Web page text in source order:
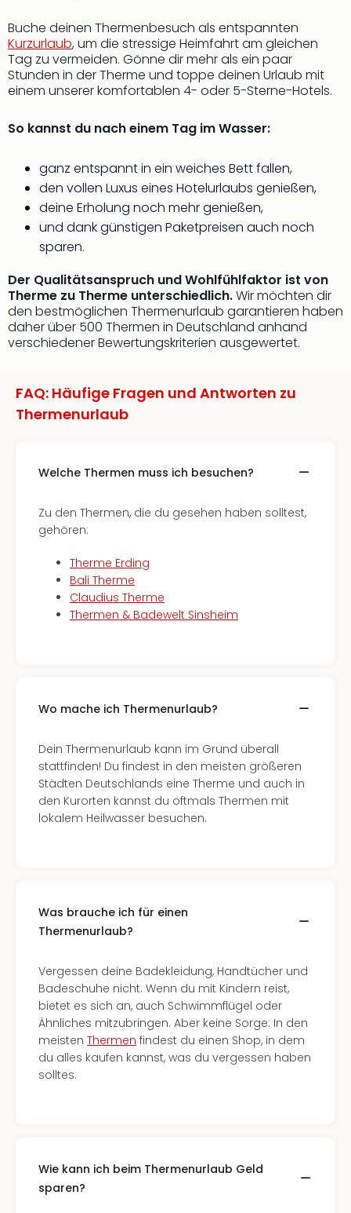
Buche deinen Thermenbesuch als entspannten
Kurzurlaub, um die stressige Heimfahrt am gleichen
Tag zu vermeiden. Gönne dir mehr als ein paar
Stunden in der Therme und toppe deinen Urlaub mit
einem unserer komfortablen 4- oder 5-Sterne-Hotels.
So kannst du nach einem Tag im Wasser:
ganz entspannt in ein weiches Bett fallen,
den vollen Luxus eines Hotelurlaubs genießen,
deine Erholung noch mehr genießen,
und dank günstigen Paketpreisen auch noch
sparen.
Der Qualitätsanspruch und Wohlfühlfaktor ist von
Therme zu Therme unterschiedlich.Wir möchten dir
den bestmöglichen Thermenurlaub garantieren haben
daher über 500 Thermen in Deutschland anhand
verschiedener Bewertungskriterien ausgewertet.
FAQ: Häufige Fragen und Antworten zu
Thermenurlaub
Welche Thermen muss ich besuchen?
Zu den Thermen, die du gesehen haben solltest,
gehören:
Therme Erding
Bali Therme
Claudius Therme
Thermen & Badewelt Sinsheim
Wo mache ich Thermenurlaub?
Dein Thermenurlaub kann im Grund überall
stattfinden! Du findest in den meisten größeren
Städten Deutschlands eine Therme und auch in
den Kurorten kannst du oftmals Thermen mit
lokalem Heilwasser besuchen.
Was brauche ich für einen
Thermenurlaub?
Vergessen deine Badekleidung, Handtücher und
Badeschuhe nicht. Wenn du mit Kindern reist,
bietet es sich an, auch Schwimmflügel oder
Ähnliches mitzubringen. Aber keine Sorge: In den
meisten Thermen findest du einen Shop, in dem
du alles kaufen kannst, was du vergessen haben
solltes.
Wie kann ich beim Thermenurlaub Geld
sparen?